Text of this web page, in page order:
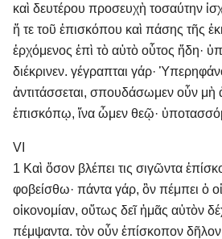
καὶ δευτέρου προσευχὴ τοσαύτην
ἥ τε τοῦ ἐπισκόπου καὶ πάσης τῆς
ἐρχόμενος ἐπὶ τὸ αὐτὸ οὗτος ἤδη·
διέκρινεν. γέγραπται γάρ·
ἀντιτάσσεται, σπουδάσωμεν οὖν μὴ
ἐπισκόπῳ, ἵνα ὦμεν θεῷ·
VI
1 Καὶ ὅσον βλέπει τις σιγῶντα
φοβείσθω· πάντα γάρ, ὃν πέμπει ὁ
οἰκονομίαν, οὕτως δεῖ ἡμᾶς αὐτὸν
πέμψαντα. τὸν οὖν ἐπίσκοπον δῆλον